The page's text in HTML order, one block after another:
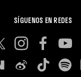
SÍGUENOS EN REDES